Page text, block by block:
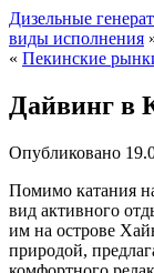
Дизельные
виды исполнения
« Пекинские
Дайвинг в
Опубликовано
Помимо катания
вид активного
им на острове
природой,